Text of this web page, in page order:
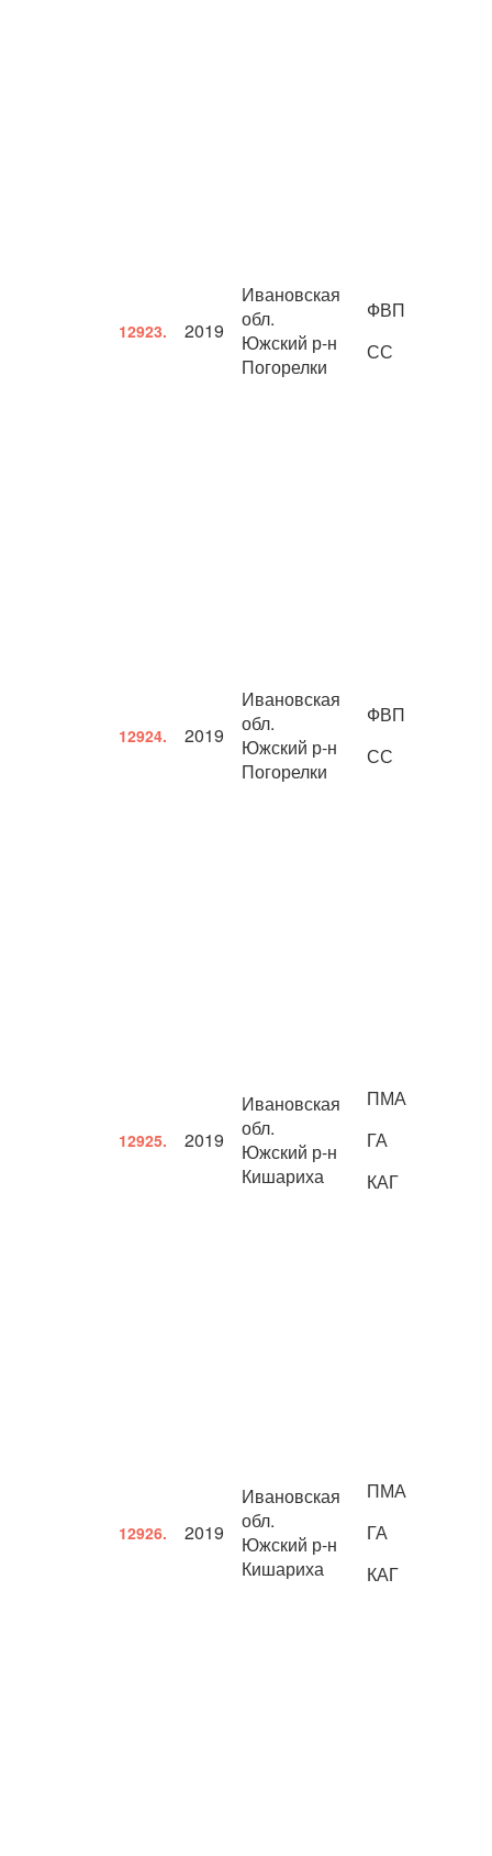
12923. 2019
Ивановская
обл.
Южский р-н
Погорелки
ФВП
СС
12924. 2019
Ивановская
обл.
Южский р-н
Погорелки
ФВП
СС
12925. 2019
Ивановская
обл.
Южский р-н
Кишариха
ПМА
ГА
КАГ
12926. 2019
Ивановская
обл.
Южский р-н
Кишариха
ПМА
ГА
КАГ